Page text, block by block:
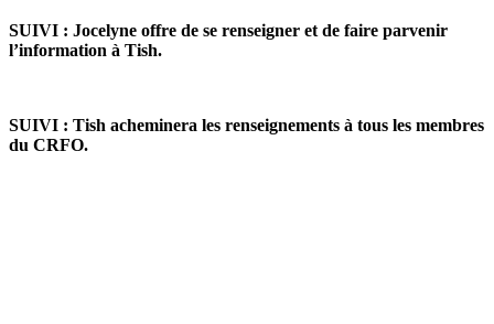
SUIVI : Jocelyne offre de se renseigner et de faire parvenir
l’information à Tish.
SUIVI : Tish acheminera les renseignements à tous les membres
du CRFO.